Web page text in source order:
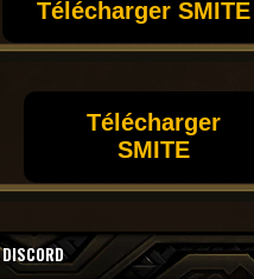
Télécharger
Télécharger
SMITE
DISCORD